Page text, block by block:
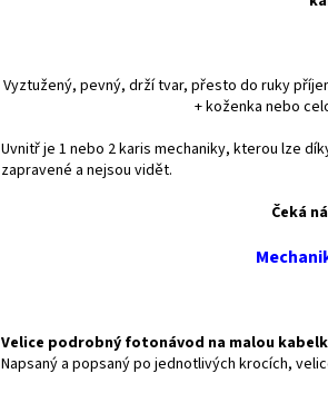
Vyztužený, pevný, drží tvar, přesto do ruky
+ koženka nebo
Uvnitř je 1 nebo 2 karis mechaniky, kterou lze
zapravené a nejsou vidět.
Čeká
Velice podrobný fotonávod na malou
Napsaný a popsaný po jednotlivých krocích,